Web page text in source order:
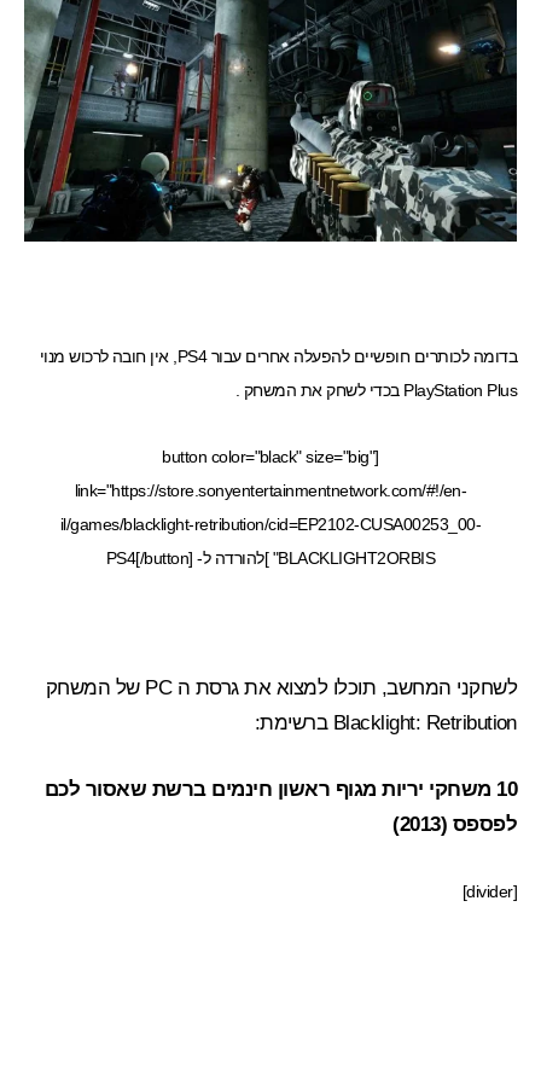
בדומה לכותרים חופשיים להפעלה אחרים עבור PS4, אין חובה לרכוש מנוי
PlayStation Plus בכדי לשחק את המשחק .
[button color="black" size="big"
link="https://store.sonyentertainmentnetwork.com/#!/en-
il/games/blacklight-retribution/cid=EP2102-CUSA00253_00-
BLACKLIGHT2ORBIS" ]להורדה ל- PS4[/button]
לשחקני המחשב, תוכלו למצוא את גרסת ה PC של המשחק
Blacklight: Retribution ברשימת:
10 משחקי יריות מגוף ראשון חינמים ברשת שאסור לכם
לפספס (2013)
[divider]